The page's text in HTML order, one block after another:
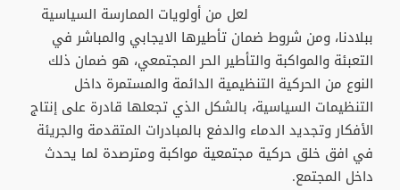
لعل من أولويات الممارسة السياسية
ببلادنا، ومن شروط ضمان تأطيرها الايجابي والمباشر في
التعبئة والمواكبة والتأطير الحر المجتمعي، هو ضمان ذلك
النوع من الحركية التنظيمية الدائمة والمستمرة داخل
التنظيمات السياسية، بالشكل الذي تجعلها قادرة على إنتاج
الأفكار وتجديد الدماء والدفع بالمبادرات المتقدمة والجريئة
في افق خلق حركية مجتمعية مواكبة ومترصدة لما يحدث
داخل المجتمع.